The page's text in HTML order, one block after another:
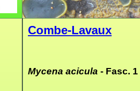
Combe-Lavaux
Mycena acicula - Fasc.